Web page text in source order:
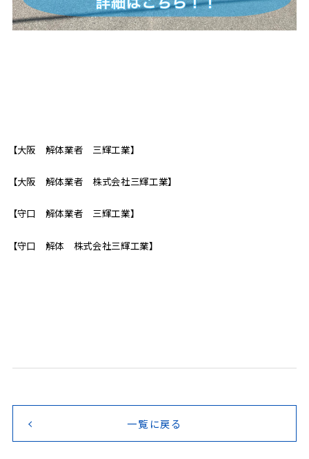
【大阪 解体業者 三輝工業】
【大阪 解体業者 株式会社三輝工業】
【守口 解体業者 三輝工業】
【守口 解体 株式会社三輝工業】
一覧に戻る